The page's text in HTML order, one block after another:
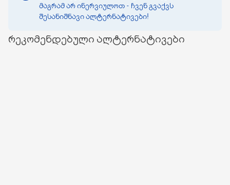
მაგრამ არ ინერვიულოთ - ჩვენ გვაქვს
შესანიშნავი ალტერნატივები!
რეკომენდებული ალტერნატივები